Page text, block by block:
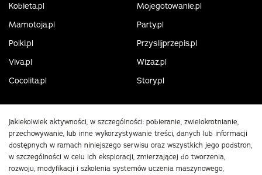
Kobieta.pl
Mojegotowanie.pl
Mamotoja.pl
Party.pl
Polki.pl
Przyslijprzepis.pl
Viva.pl
Wizaz.pl
Cocolita.pl
Story.pl
Jakiekolwiek aktywności, w szczególności: pobieranie, zwielokrotnianie,
przechowywanie, lub inne wykorzystywanie treści, danych lub informacji
dostępnych w ramach niniejszego serwisu oraz wszystkich jego podstron,
w szczególności w celu ich eksploracji, zmierzającej do tworzenia,
rozwoju, modyfikacji i szkolenia systemów uczenia maszynowego,